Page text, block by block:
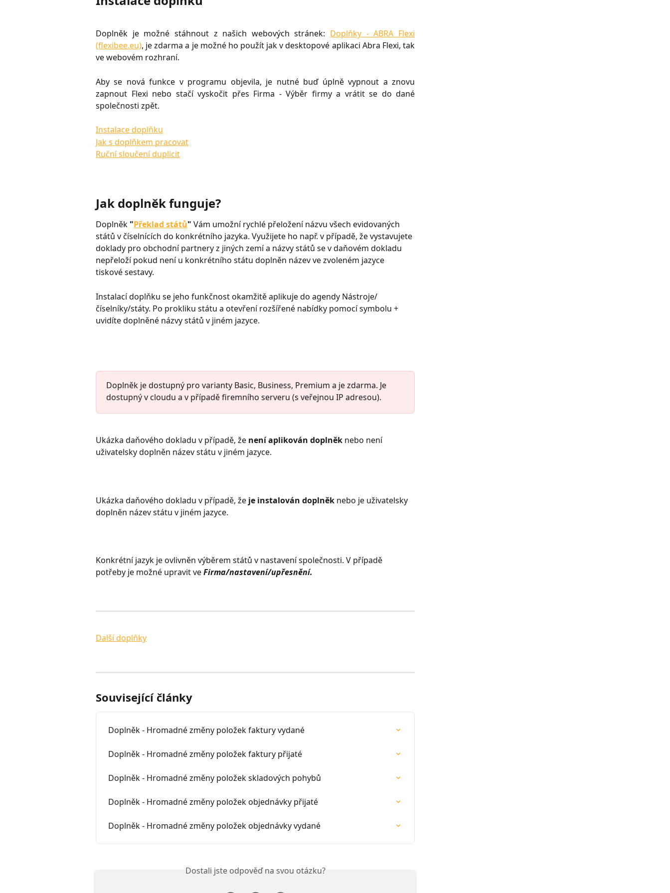
Doplněk je možné stáhnout z našich webových stránek: Doplňky - ABRA Flexi
(flexibee.eu), je zdarma a je možné ho použít jak v desktopové aplikaci Abra Flexi, tak
ve webovém rozhraní.
Aby se nová funkce v programu objevila, je nutné buď úplně vypnout a znovu
zapnout Flexi nebo stačí vyskočit přes Firma - Výběr firmy a vrátit se do dané
společnosti zpět.
Instalace doplňku
Jak s doplňkem pracovat
Ruční sloučení duplicit
Jak doplněk funguje?
Doplněk "Překlad států" Vám umožní rychlé přeložení názvu všech evidovaných
států v číselnících do konkrétního jazyka. Využijete ho např. v případě, že vystavujete
doklady pro obchodní partnery z jiných zemí a názvy států se v daňovém dokladu
nepřeloží pokud není u konkrétního státu doplněn název ve zvoleném jazyce
tiskové sestavy.
Instalací doplňku se jeho funkčnost okamžitě aplikuje do agendy Nástroje/
číselníky/státy. Po prokliku státu a otevření rozšířené nabídky pomocí symbolu +
uvidíte doplněné názvy států v jiném jazyce.
Doplněk je dostupný pro varianty Basic, Business, Premium a je zdarma. Je
dostupný v cloudu a v případě firemního serveru (s veřejnou IP adresou).
Ukázka daňového dokladu v případě, že není aplikován doplněk nebo není
uživatelsky doplněn název státu v jiném jazyce.
Ukázka daňového dokladu v případě, že je instalován doplněk nebo je uživatelsky
doplněn název státu v jiném jazyce.
Konkrétní jazyk je ovlivněn výběrem států v nastavení společnosti. V případě
potřeby je možné upravit ve Firma/nastavení/upřesnění.
Další doplňky
Související články
Doplněk - Hromadné změny položek faktury vydané
Doplněk - Hromadné změny položek faktury přijaté
Doplněk - Hromadné změny položek skladových pohybů
Doplněk - Hromadné změny položek objednávky přijaté
Doplněk - Hromadné změny položek objednávky vydané
Dostali jste odpověď na svou otázku?